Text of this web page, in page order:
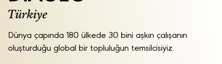
Dünya çapında 180 ülkede 30 bini aşkın çalışanın
oluşturduğu global bir topluluğun temsilcisiyiz.